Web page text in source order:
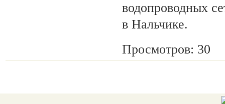
водопроводных
в Нальчике.
Просмотров: 30